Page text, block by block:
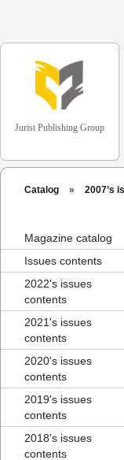
Jurist Publishing Group
Catalog » 2007’s
Magazine catalog
Issues contents
2022's issues
contents
2021's issues
contents
2020's issues
contents
2019's issues
contents
2018's issues
contents